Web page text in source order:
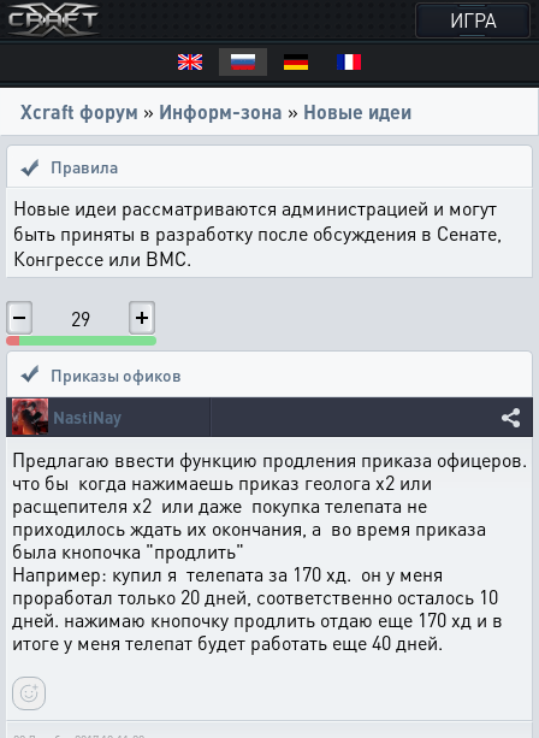
ИГРА
Xcraft форум » Информ-зона » Новые идеи
Правила
Новые идеи рассматриваются администрацией и могут
быть приняты в разработку после обсуждения в Сенате,
Конгрессе или ВМС.
29
Приказы офиков
NastiNay
Предлагаю ввести функцию продления приказа офицеров.
что бы когда нажимаешь приказ геолога х2 или
расщепителя х2 или даже покупка телепата не
приходилось ждать их окончания, а во время приказа
была кнопочка "продлить"
Например: купил я телепата за 170 хд. он у меня
проработал только 20 дней, соответственно осталось 10
дней. нажимаю кнопочку продлить отдаю еще 170 хд и в
итоге у меня телепат будет работать еще 40 дней.